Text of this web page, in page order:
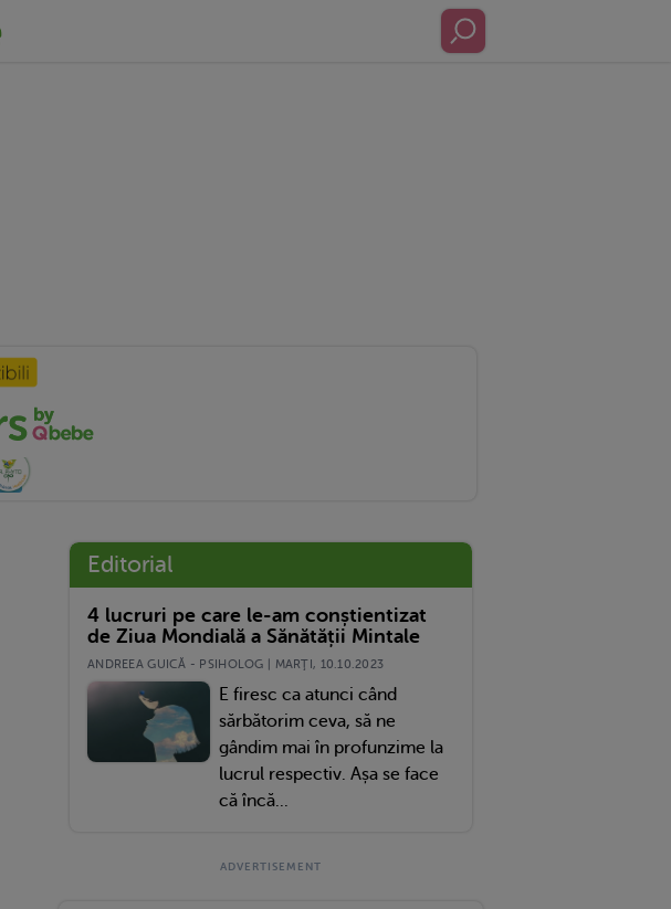
La 40 De Ani
Editorial
4 lucruri pe care le-am conștientizat
de Ziua Mondială a Sănătății Mintale
ANDREEA GUICĂ - PSIHOLOG | MARŢI, 10.10.2023
E firesc ca atunci când
sărbătorim ceva, să ne
gândim mai în profunzime la
lucrul respectiv. Așa se face
că încă...